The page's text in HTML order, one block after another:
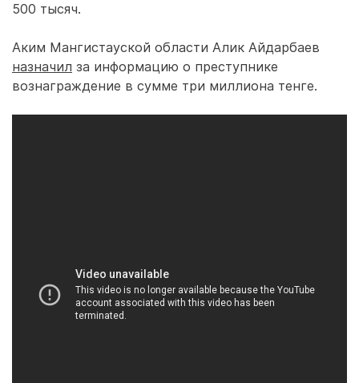
500 тысяч.
Аким Мангистауской области Алик Айдарбаев
назначил за информацию о преступнике
вознаграждение в сумме три миллиона тенге.